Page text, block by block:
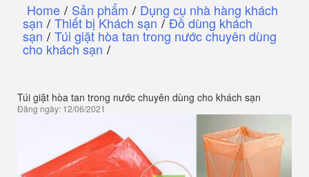
Home / Sản phẩm / Dụng cụ nhà hàng khách
sạn / Thiết bị Khách sạn / Đồ dùng khách
sạn / Túi giặt hòa tan trong nước chuyên dùng
cho khách sạn /
Túi giặt hòa tan trong nước chuyên dùng cho khách sạn
Đăng ngày: 12/06/2021